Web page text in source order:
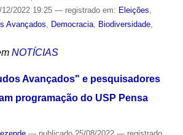
2022 19:25 — registrado em: Eleições
Avançados
Democracia, Biodiversidade,
NOTÍCIAS
Avançados" e pesquisadores
programação do USP Pensa